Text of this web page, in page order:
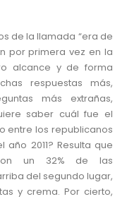
de la llamada “era de
por primera vez en la
alcance y de forma
respuestas más,
más extrañas,
saber cuál fue el
entre los republicanos
año 2011? Resulta que
un 32% de las
del segundo lugar,
y crema. Por cierto,